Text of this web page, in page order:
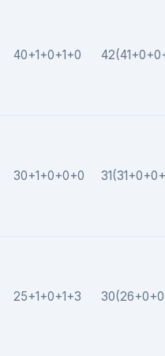
40+1+0+1+0
30+1+0+0+0
25+1+0+1+3